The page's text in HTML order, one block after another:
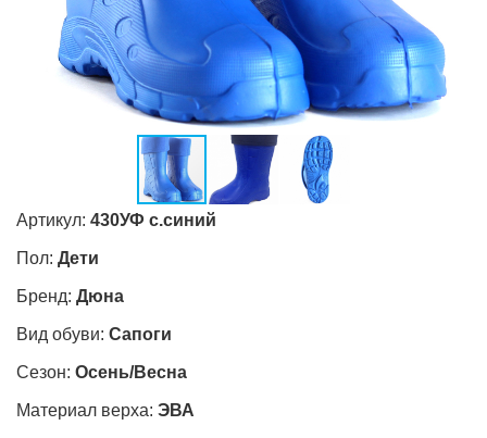
Артикул: 430УФ с.синий
Пол: Дети
Бренд: Дюна
Вид обуви: Сапоги
Сезон: Осень/Весна
Материал верха: ЭВА